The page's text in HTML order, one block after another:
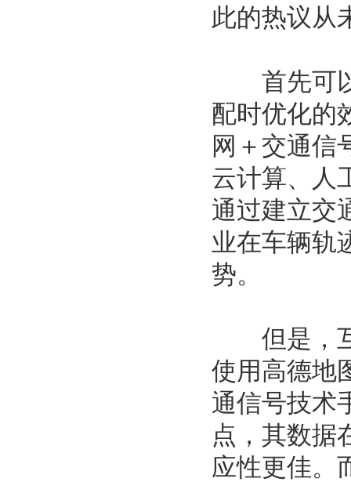
此的热议从
首先可以
配时优化的
网＋交通信
云计算、人
通过建立交
业在车辆轨
势。
但是，互
使用高德地
通信号技术
点，其数据
应性更佳。